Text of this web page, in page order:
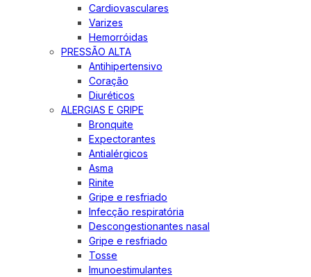
Cardiovasculares
Varizes
Hemorróidas
PRESSÃO ALTA
Antihipertensivo
Coração
Diuréticos
ALERGIAS E GRIPE
Bronquite
Expectorantes
Antialérgicos
Asma
Rinite
Gripe e resfriado
Infecção respiratória
Descongestionantes nasal
Gripe e resfriado
Tosse
Imunoestimulantes